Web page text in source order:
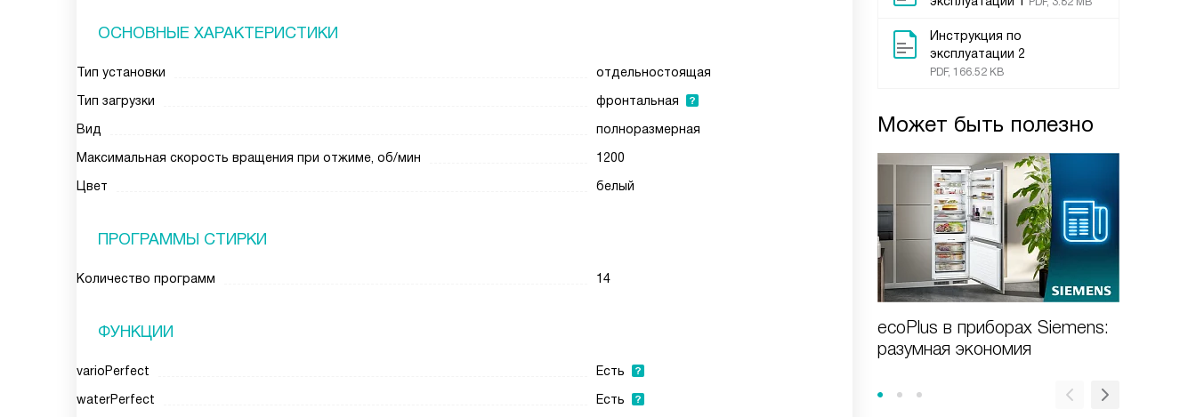
Инструкция по
эксплуатации 2
PDF, 166.52 KB
Может быть полезно
ecoPlus в приборах Siemens:
разумная экономия
ОСНОВНЫЕ ХАРАКТЕРИСТИКИ
Тип установки
отдельностоящая
Тип загрузки
фронтальная
Вид
полноразмерная
Максимальная скорость вращения при отжиме, об/мин
1200
Цвет
белый
ПРОГРАММЫ СТИРКИ
Количество программ 14
ФУНКЦИИ
varioPerfect
Есть
waterPerfect
Есть